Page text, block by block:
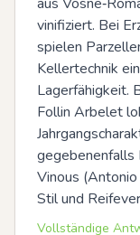
vinifiziert. Bei
spielen
Kellertechnik
Lagerfähigkeit.
Follin Arbelet
gegebenenfalls
Vinous
Stil und
Vollständige